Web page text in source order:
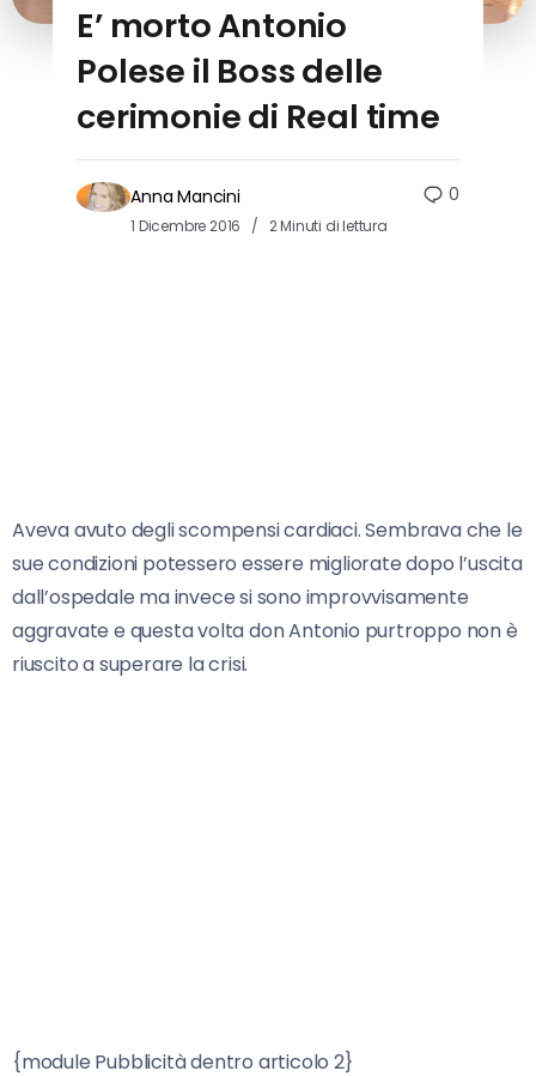
E’ morto Antonio
Polese il Boss delle
cerimonie di Real time
Anna Mancini
1 Dicembre 2016 2 Minuti di lettura
0
Aveva avuto degli scompensi cardiaci. Sembrava che le
sue condizioni potessero essere migliorate dopo l’uscita
dall’ospedale ma invece si sono improvvisamente
aggravate e questa volta don Antonio purtroppo non è
riuscito a superare la crisi.
{module Pubblicità dentro articolo 2}